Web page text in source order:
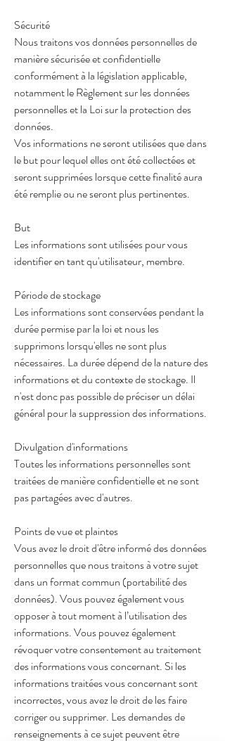
Sécurité
Nous traitons vos données personnelles de
manière sécurisée et confidentielle
conformément à la législation applicable,
notamment le Règlement sur les données
personnelles et la Loi sur la protection des
données.
Vos informations ne seront utilisées que dans
le but pour lequel elles ont été collectées et
seront supprimées lorsque cette finalité aura
été remplie ou ne seront plus pertinentes.
But
Les informations sont utilisées pour vous
identifier en tant qu'utilisateur, membre.
Période de stockage
Les informations sont conservées pendant la
durée permise par la loi et nous les
supprimons lorsqu'elles ne sont plus
nécessaires. La durée dépend de la nature des
informations et du contexte de stockage. Il
n'est donc pas possible de préciser un délai
général pour la suppression des informations.
Divulgation d'informations
Toutes les informations personnelles sont
traitées de manière confidentielle et ne sont
pas partagées avec d'autres.
Points de vue et plaintes
Vous avez le droit d'être informé des données
personnelles que nous traitons à votre sujet
dans un format commun (portabilité des
données). Vous pouvez également vous
opposer à tout moment à l’utilisation des
informations. Vous pouvez également
révoquer votre consentement au traitement
des informations vous concernant. Si les
informations traitées vous concernant sont
incorrectes, vous avez le droit de les faire
corriger ou supprimer. Les demandes de
renseignements à ce sujet peuvent être